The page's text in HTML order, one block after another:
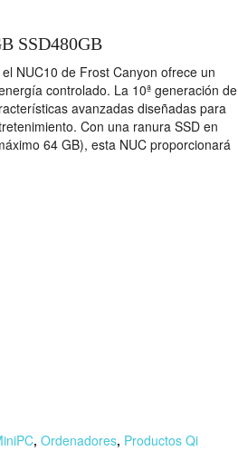
SSD480GB
NUC10 de Frost Canyon ofrece un
controlado. La 10ª generación de
avanzadas diseñadas para
Con una ranura SSD en
64 GB), esta NUC proporcionará
, Ordenadores, Productos Qi